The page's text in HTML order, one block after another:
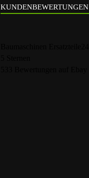
KUNDENBEWERTUNGEN